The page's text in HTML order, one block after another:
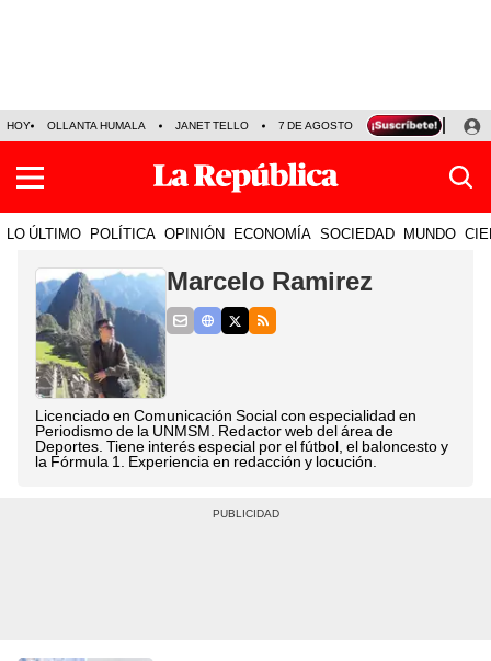
HOY OLLANTA HUMALA JANET TELLO 7 DE AGOSTO TINKA RESULTADOS
LO ÚLTIMO POLÍTICA OPINIÓN ECONOMÍA SOCIEDAD MUNDO
Marcelo Ramirez
Licenciado en Comunicación Social con especialidad en
Periodismo de la UNMSM. Redactor web del área de
Deportes. Tiene interés especial por el fútbol, el baloncesto y
la Fórmula 1. Experiencia en redacción y locución.